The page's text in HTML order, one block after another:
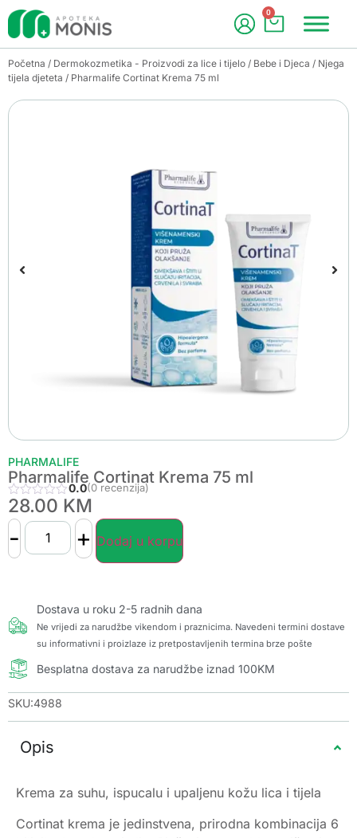
0
Početna / Dermokozmetika - Proizvodi za lice i tijelo / Bebe i Djeca / Njega
tijela djeteta / Pharmalife Cortinat Krema 75 ml
PHARMALIFE
Pharmalife Cortinat Krema 75 ml
0.0(0 recenzija)
28.00 KM
- + Dodaj u korpu
Dostava u roku 2-5 radnih dana
Ne vrijedi za narudžbe vikendom i praznicima. Navedeni termini dostave
su informativni i proizlaze iz pretpostavljenih termina brze pošte
Besplatna dostava za narudžbe iznad 100KM
SKU:4988
Opis
Krema za suhu, ispucalu i upaljenu kožu lica i tijela
Cortinat krema je jedinstvena, prirodna kombinacija 6